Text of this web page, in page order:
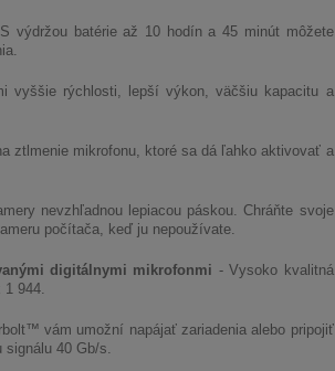
batérie až 10 hodín a 45 minút môžete
vyššie rýchlosti, lepší výkon, väčšiu kapacitu a
ztlmenie mikrofonu, ktoré sa dá ľahko aktivovať a
nevzhľadnou lepiacou páskou. Chráňte svoje
počítača, keď ju nepoužívate.
digitálnymi mikrofonmi - Vysoko kvalitná
1 944.
vám umožní napájať zariadenia alebo pripojiť
signálu 40 Gb/s.